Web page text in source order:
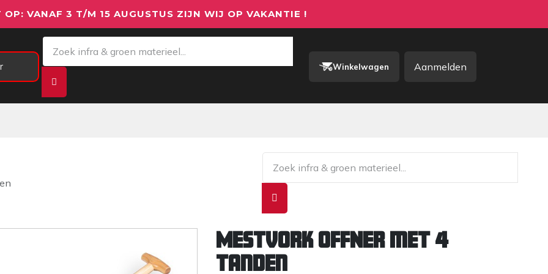
OP: VANAF 3 T/M 15 AUGUSTUS ZIJN WIJ OP VAKANTIE !
Winkelwagen Aanmelden
Mestvork OFFNER met 4
tanden